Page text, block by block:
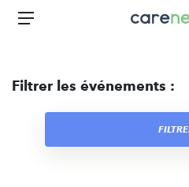
Aller
acteurs
Menu
Filtrer les événements :